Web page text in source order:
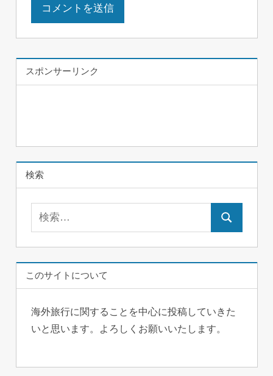
スポンサーリンク
検索
検
このサイトについて
海外旅行に関することを中心に投稿していきた
いと思います。よろしくお願いいたします。